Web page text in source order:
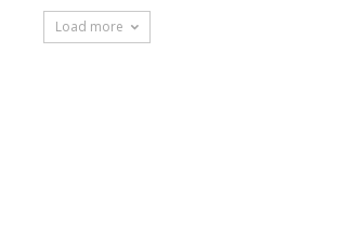
Load more